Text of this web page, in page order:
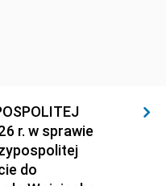
r. w sprawie
do